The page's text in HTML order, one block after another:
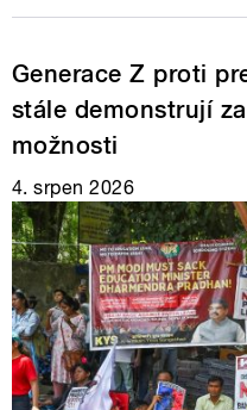
Generace Z proti
stále demonstrují
možnosti
4. srpen 2026